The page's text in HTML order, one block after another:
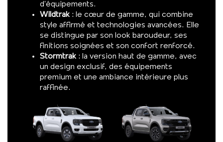
d’équipements.
Wildtrak: le cœur de gamme, qui combine
style affirmé et technologies avancées. Elle
se distingue par son look baroudeur, ses
finitions soignées et son confort renforcé.
Stormtrak: la version haut de gamme, avec
un design exclusif, des équipements
premium et une ambiance intérieure plus
raffinée.